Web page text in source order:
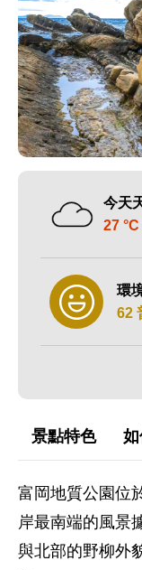
今天
27 °C
環
62
景點特色
富岡地質公園位
岸最南端的風景
與北部的野柳外